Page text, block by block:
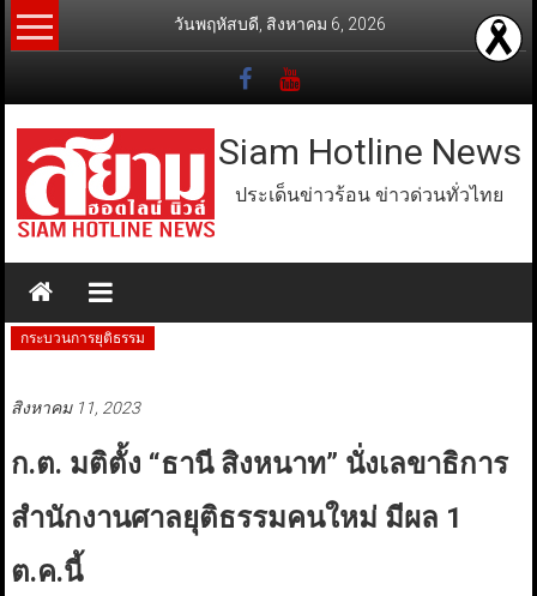
Skip
to
วันพฤหัสบดี, สิงหาคม 6, 2026
Siam Hotline News
ประเด็นข่าวร้อน ข่าวด่วนทั่วไทย
กระบวนการยุติธรรม
สิงหาคม 11, 2023
ก.ต. มติตั้ง “ธานี สิงหนาท” นั่งเลขาธิการ
สำนักงานศาลยุติธรรมคนใหม่ มีผล 1
ต.ค.นี้